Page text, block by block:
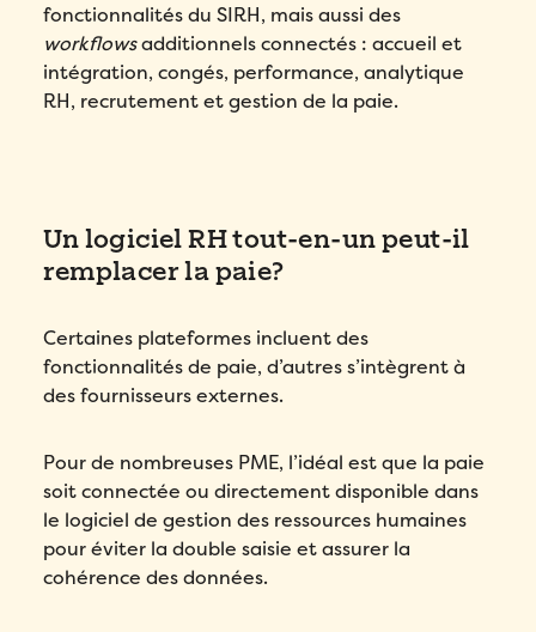
fonctionnalités du SIRH, mais aussi des
workflowsadditionnels connectés : accueil et
intégration, congés, performance, analytique
RH, recrutement et gestion de la paie.
Un logiciel RH tout-en-un peut-il
remplacer la paie?
Certaines plateformes incluent des
fonctionnalités de paie, d’autres s’intègrent à
des fournisseurs externes.
Pour de nombreuses PME, l’idéal est que la paie
soit connectée ou directement disponible dans
le logiciel de gestion des ressources humaines
pour éviter la double saisie et assurer la
cohérence des données.